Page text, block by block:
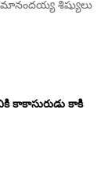
శిష్యులు
కాకాసురుడు కాకి